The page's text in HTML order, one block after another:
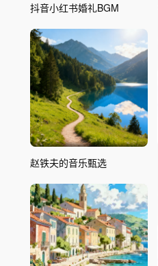
抖音小红书婚礼BGM
赵铁夫的音乐甄选